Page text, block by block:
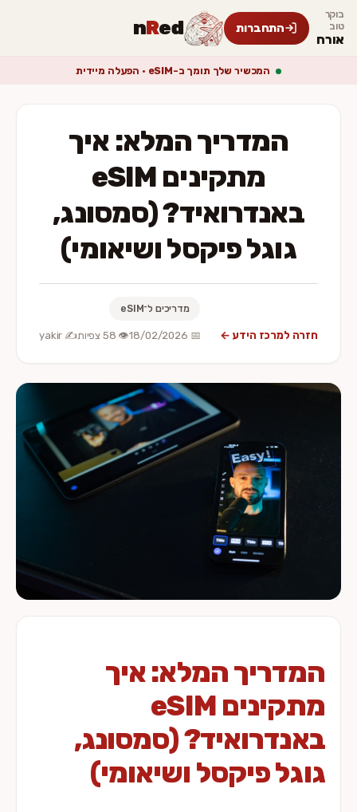
בוקר
טוב
אורח
התחברות nRed
המכשיר שלך תומך ב-eSIM · הפעלה מיידית
המדריך המלא: איך
מתקינים eSIM
באנדרואיד? (סמסונג,
גוגל פיקסל ושיאומי)
מדריכים ל־eSIM
📅 18/02/2026 👁️ 58 צפיות ✍️ yakir חזרה למרכז הידע ←
המדריך המלא: איך
מתקינים eSIM
באנדרואיד? (סמסונג,
גוגל פיקסל ושיאומי)